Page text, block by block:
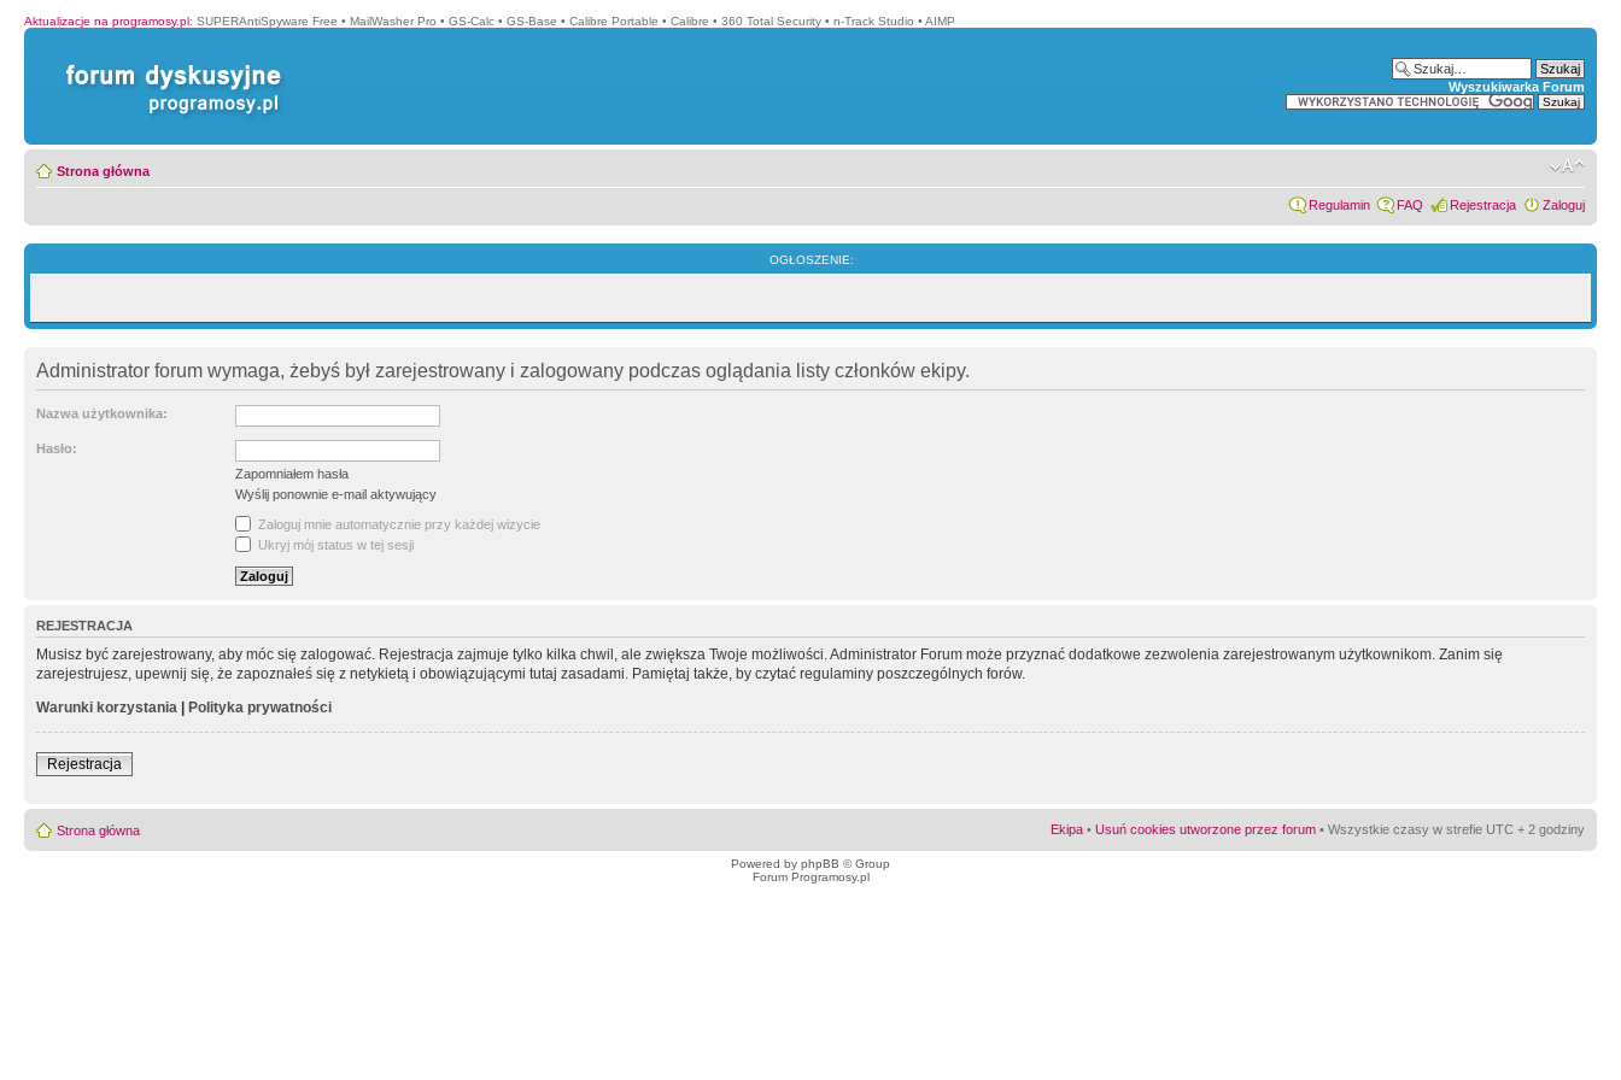
Aktualizacje na programosy.pl: SUPERAntiSpyware Free • MailWasher Pro • GS-Calc • GS-Base • Calibre Portable • Calibre • 360 Total Security • n-Track Studio • AIMP
Wyszukiwarka Forum
Strona główna
Regulamin FAQ Rejestracja Zaloguj
OGŁOSZENIE:
Administrator forum wymaga, żebyś był zarejestrowany i zalogowany podczas oglądania listy członków ekipy.
Nazwa użytkownika:
Hasło:
Zapomniałem hasła
Wyślij ponownie e-mail aktywujący
Zaloguj mnie automatycznie przy każdej wizycie
Ukryj mój status w tej sesji
REJESTRACJA
Musisz być zarejestrowany, aby móc się zalogować. Rejestracja zajmuje tylko kilka chwil, ale zwiększa Twoje możliwości. Administrator Forum może przyznać dodatkowe zezwolenia zarejestrowanym użytkownikom. Zanim się
zarejestrujesz, upewnij się, że zapoznałeś się z netykietą i obowiązującymi tutaj zasadami. Pamiętaj także, by czytać regulaminy poszczególnych forów.
Warunki korzystania | Polityka prywatności
Rejestracja
Strona główna Ekipa • Usuń cookies utworzone przez forum • Wszystkie czasy w strefie UTC + 2 godziny
Powered by phpBB © Group
Forum Programosy.pl